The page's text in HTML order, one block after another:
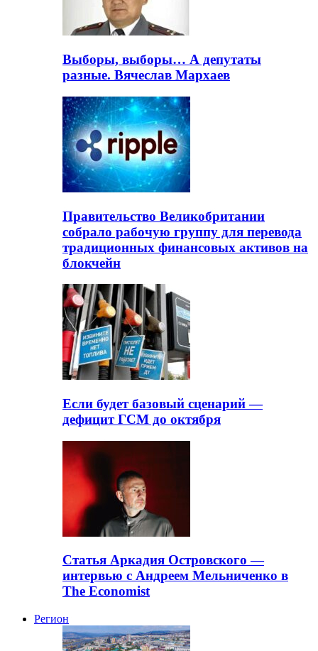
Выборы, выборы… А депутаты
разные. Вячеслав Мархаев
Правительство Великобритании
собрало рабочую группу для перевода
традиционных финансовых активов на
блокчейн
Если будет базовый сценарий —
дефицит ГСМ до октября
Статья Аркадия Островского —
интервью с Андреем Мельниченко в
The Economist
Регион